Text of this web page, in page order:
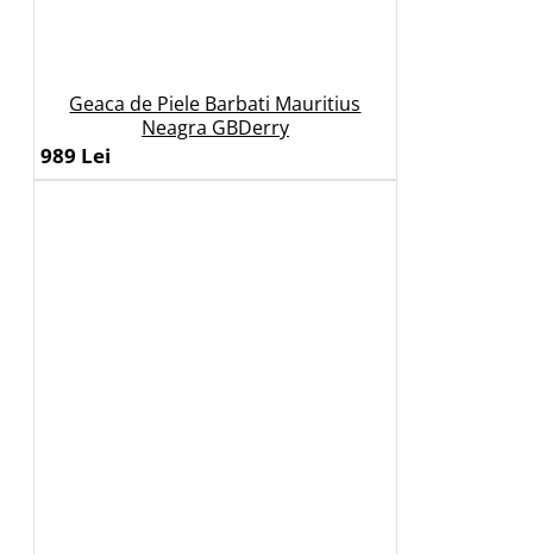
Geaca de Piele Barbati Mauritius
Neagra GBDerry
989 Lei